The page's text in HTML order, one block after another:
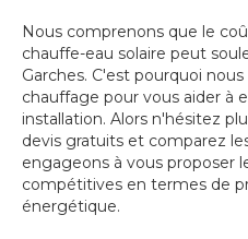
Nous comprenons que le
chauffe-eau solaire peut
Garches. C'est pourquoi
chauffage pour vous aider à
installation. Alors n'hésitez
devis gratuits et comparez
engageons à vous proposer
compétitives en termes de
énergétique.